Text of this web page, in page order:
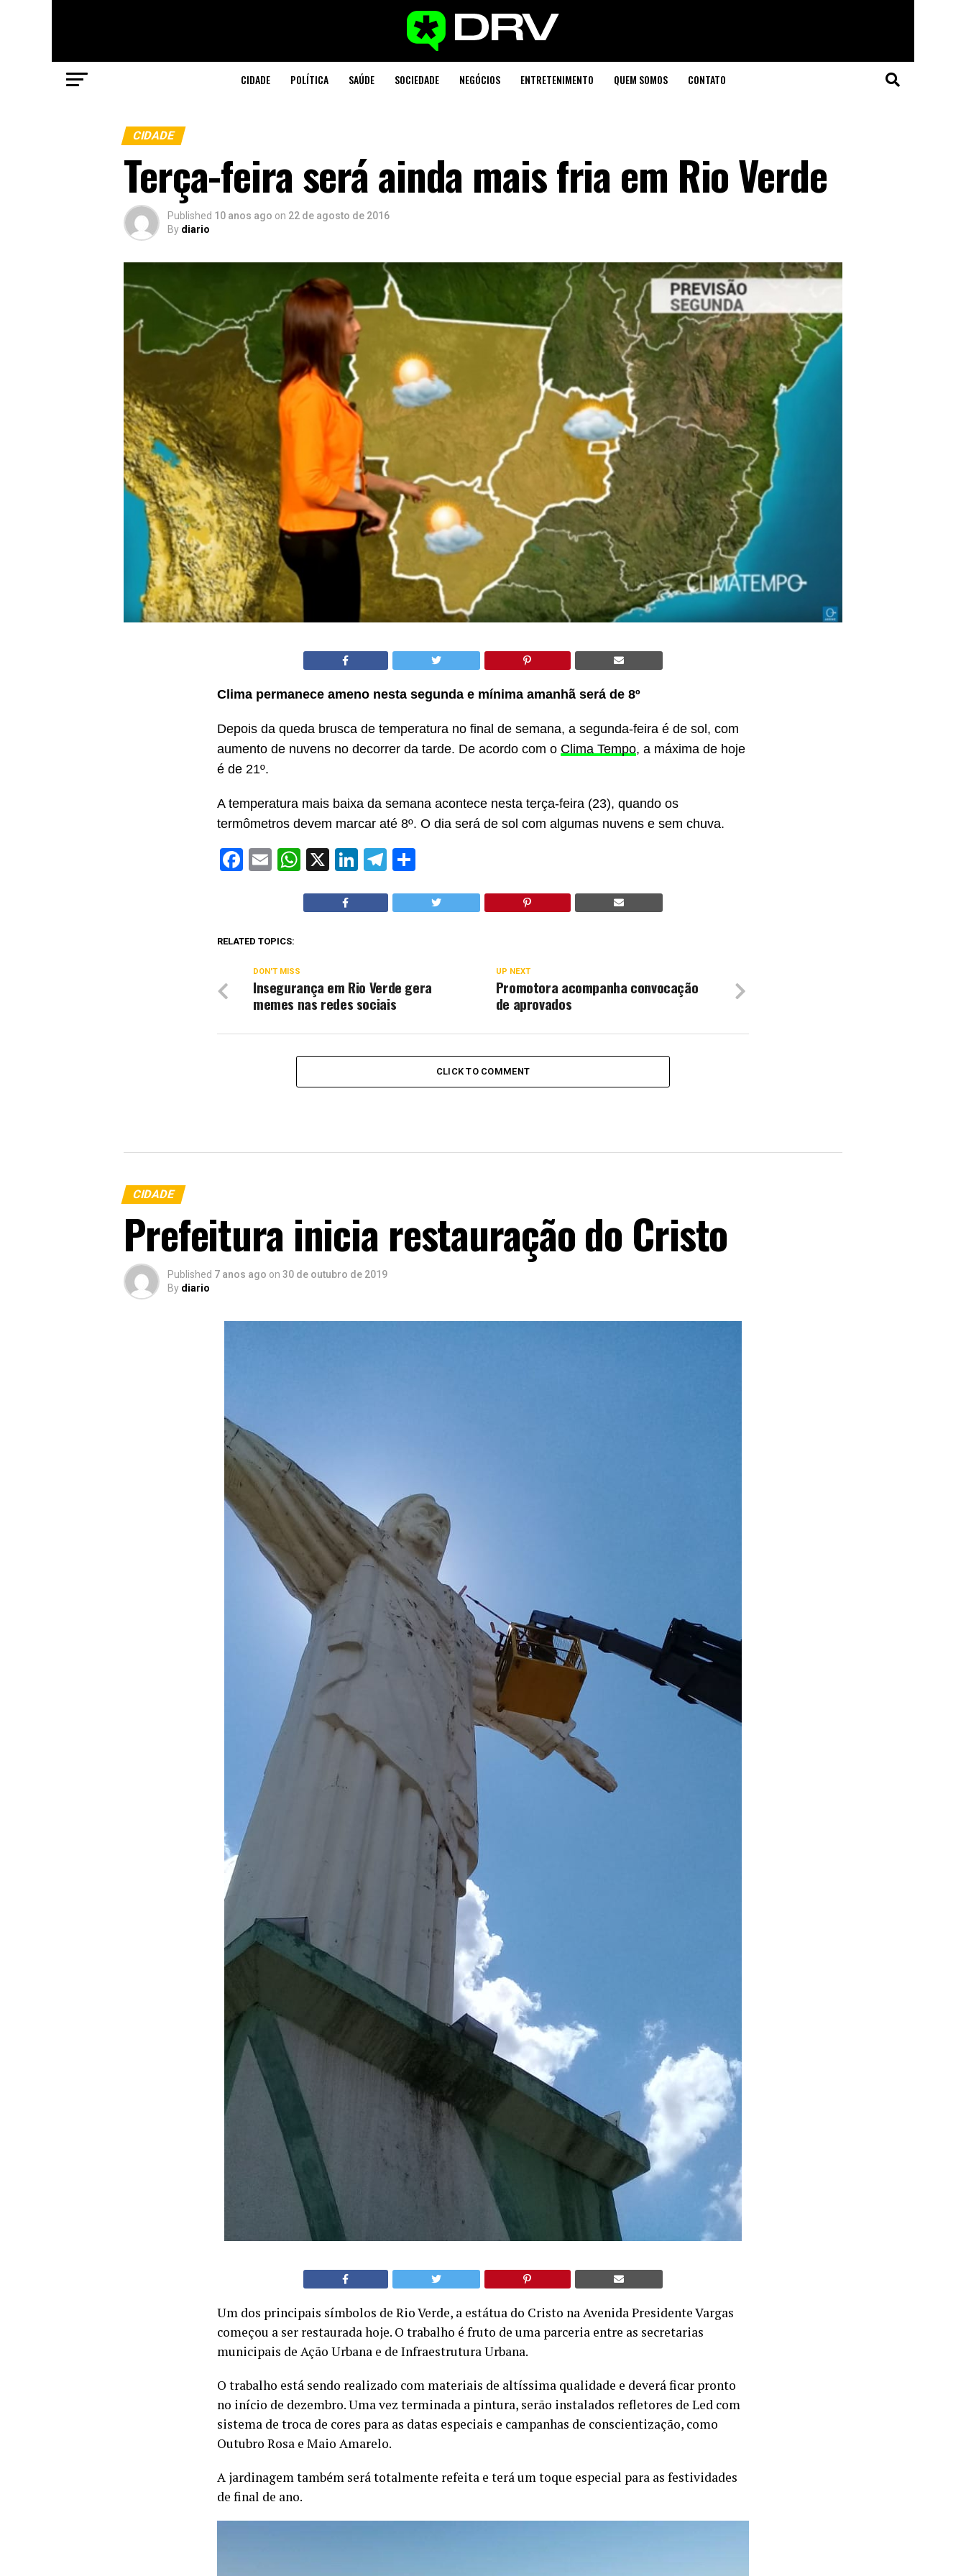
CIDADE POLÍTICA SAÚDE SOCIEDADE NEGÓCIOS ENTRETENIMENTO QUEM SOMOS CONTATO
CIDADE
Terça-feira será ainda mais fria em Rio Verde
Published 10 anos ago on 22 de agosto de 2016
By diario
Clima permanece ameno nesta segunda e mínima amanhã será de 8º
Depois da queda brusca de temperatura no final de semana, a segunda-feira é de sol, com
aumento de nuvens no decorrer da tarde. De acordo com o Clima Tempo, a máxima de hoje
é de 21º.
A temperatura mais baixa da semana acontece nesta terça-feira (23), quando os
termômetros devem marcar até 8º. O dia será de sol com algumas nuvens e sem chuva.
Facebook
EmailWhatsApp
X LinkedIn
Telegram
RELATED TOPICS:
UP NEXT
Promotora acompanha convocação
de aprovados
DON'T MISS
Insegurança em Rio Verde gera
memes nas redes sociais
CLICK TO COMMENT
CIDADE
Prefeitura inicia restauração do Cristo
Published 7 anos ago on 30 de outubro de 2019
By diario
Um dos principais símbolos de Rio Verde, a estátua do Cristo na Avenida Presidente Vargas
começou a ser restaurada hoje. O trabalho é fruto de uma parceria entre as secretarias
municipais de Ação Urbana e de Infraestrutura Urbana.
O trabalho está sendo realizado com materiais de altíssima qualidade e deverá ficar pronto
no início de dezembro. Uma vez terminada a pintura, serão instalados refletores de Led com
sistema de troca de cores para as datas especiais e campanhas de conscientização, como
Outubro Rosa e Maio Amarelo.
A jardinagem também será totalmente refeita e terá um toque especial para as festividades
de final de ano.